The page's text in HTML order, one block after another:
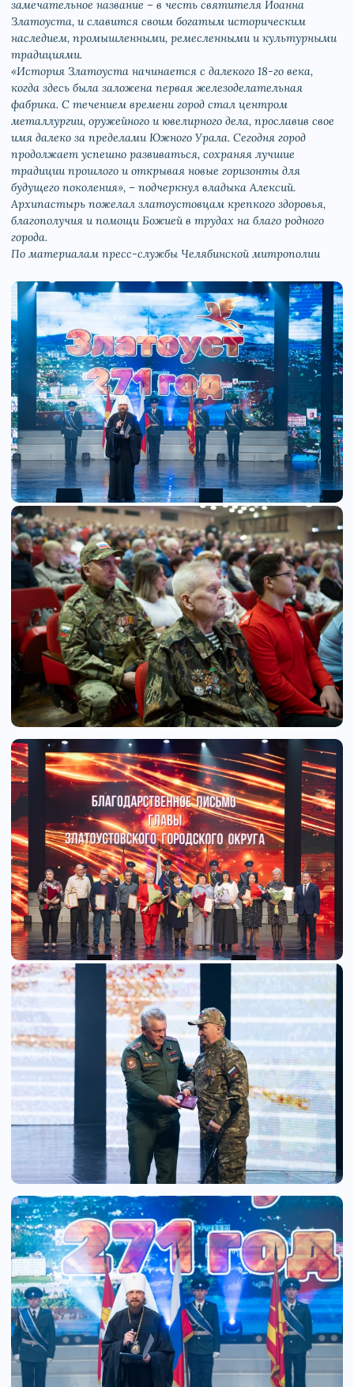
замечательное название – в честь святителя Иоанна
Златоуста, и славится своим богатым историческим
наследием, промышленными, ремесленными и культурными
традициями.
«История Златоуста начинается с далекого 18-го века,
когда здесь была заложена первая железоделательная
фабрика. С течением времени город стал центром
металлургии, оружейного и ювелирного дела, прославив свое
имя далеко за пределами Южного Урала. Сегодня город
продолжает успешно развиваться, сохраняя лучшие
традиции прошлого и открывая новые горизонты для
будущего поколения», – подчеркнул владыка Алексий.
Архипастырь пожелал златоустовцам крепкого здоровья,
благополучия и помощи Божией в трудах на благо родного
города.
По материалам пресс-службы Челябинской митрополии